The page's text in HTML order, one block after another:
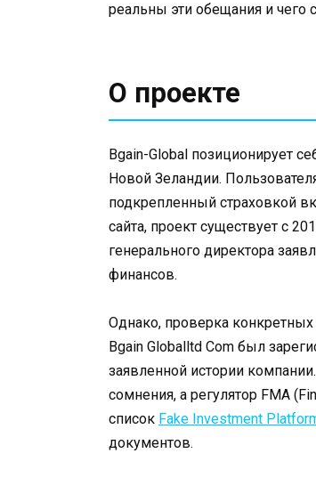
реальны эти обещания и чего
О проекте
Bgain-Global позиционирует
Новой Зеландии.
подкрепленный страховкой
сайта, проект существует с
генерального директора
финансов.
Однако, проверка
Bgain Globalltd Com был
заявленной истории
сомнения, а регулятор FMA
список Fake Investment
документов.